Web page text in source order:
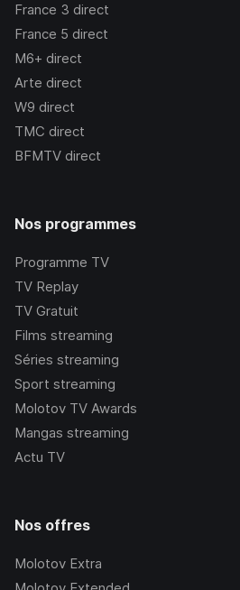
France 3 direct
France 5 direct
M6+ direct
Arte direct
W9 direct
TMC direct
BFMTV direct
Nos programmes
Programme TV
TV Replay
TV Gratuit
Films streaming
Séries streaming
Sport streaming
Molotov TV Awards
Mangas streaming
Actu TV
Nos offres
Molotov Extra